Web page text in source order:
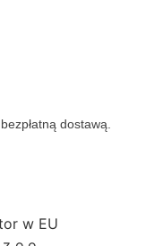
dostawą.
w EU